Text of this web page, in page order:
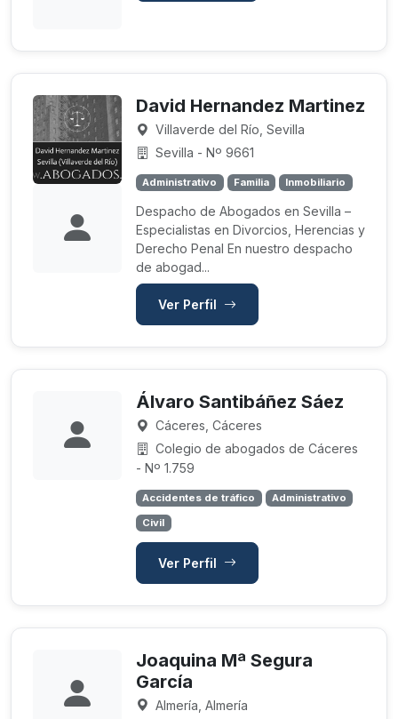
David Hernandez Martinez
Villaverde del Río, Sevilla
Sevilla - Nº 9661
Administrativo Familia Inmobiliario
Despacho de Abogados en Sevilla –
Especialistas en Divorcios, Herencias y
Derecho Penal En nuestro despacho
de abogad...
Ver Perfil
Álvaro Santibáñez Sáez
Cáceres, Cáceres
Colegio de abogados de Cáceres
- Nº 1.759
Accidentes de tráfico
Administrativo
Civil
Ver Perfil
Joaquina Mª Segura
García
Almería, Almería